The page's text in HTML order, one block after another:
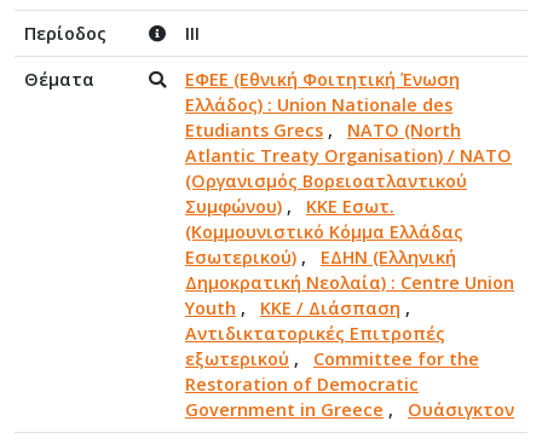
Περίοδος
III
Θέματα
ΕΦΕΕ (Εθνική Φοιτητική Ένωση
Ελλάδος) : Union Nationale des
Etudiants Grecs , NATO (North
Atlantic Treaty Organisation) / NATO
(Οργανισμός Βορειοατλαντικού
Συμφώνου) , ΚΚΕ Εσωτ.
(Κομμουνιστικό Κόμμα Ελλάδας
Εσωτερικού) , ΕΔΗΝ (Ελληνική
Δημοκρατική Νεολαία) : Centre Union
Youth , ΚΚΕ / Διάσπαση ,
Αντιδικτατορικές Επιτροπές
εξωτερικού , Committee for the
Restoration of Democratic
Government in Greece , Ουάσιγκτον